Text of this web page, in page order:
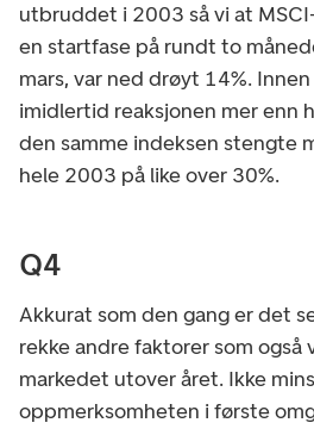
utbruddet i 2003 så vi at
en startfase på rundt to
mars, var ned drøyt 14%.
imidlertid reaksjonen mer enn
den samme indeksen stengte
hele 2003 på like over 30%.
Q4
Akkurat som den gang er det
rekke andre faktorer som også
markedet utover året. Ikke
oppmerksomheten i første